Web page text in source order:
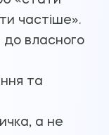
частіше».
власного
та
а не